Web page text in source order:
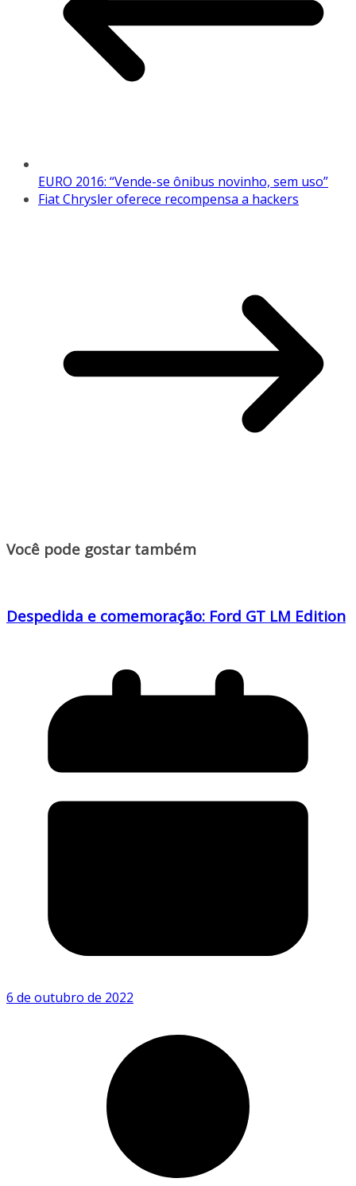
EURO 2016: “Vende-se ônibus novinho, sem uso”
Fiat Chrysler oferece recompensa a hackers
Você pode gostar também
Despedida e comemoração: Ford GT LM Edition
6 de outubro de 2022